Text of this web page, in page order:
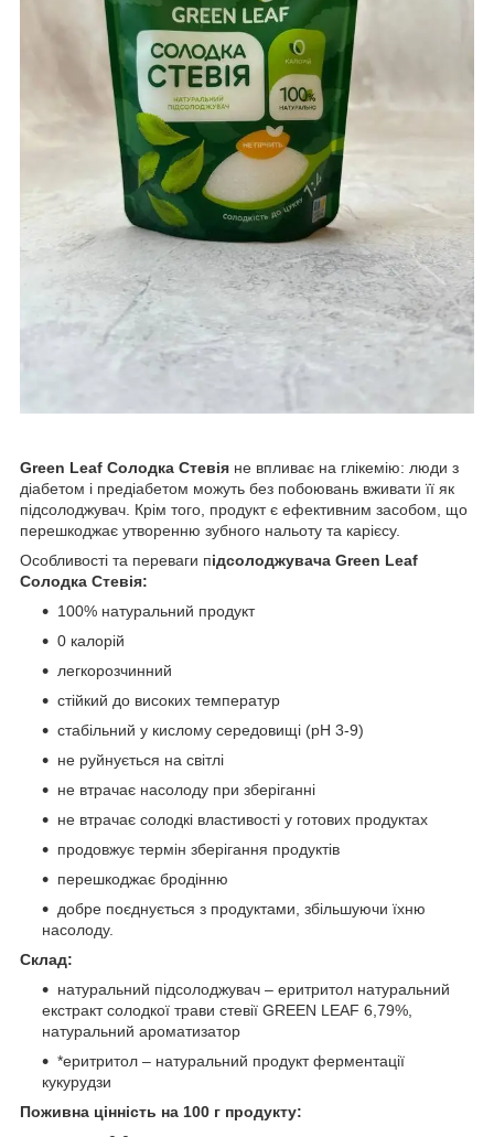
Green Leaf Солодка Стевія не впливає на глікемію: люди з
діабетом і предіабетом можуть без побоювань вживати її як
підсолоджувач. Крім того, продукт є ефективним засобом, що
перешкоджає утворенню зубного нальоту та карієсу.
Особливості та переваги підсолоджувача Green Leaf
Солодка Стевія:
100% натуральний продукт
0 калорій
легкорозчинний
стійкий до високих температур
стабільний у кислому середовищі (pH 3-9)
не руйнується на світлі
не втрачає насолоду при зберіганні
не втрачає солодкі властивості у готових продуктах
продовжує термін зберігання продуктів
перешкоджає бродінню
добре поєднується з продуктами, збільшуючи їхню
насолоду.
Склад:
натуральний підсолоджувач – еритритол натуральний
екстракт солодкої трави стевії GREEN LEAF 6,79%,
натуральний ароматизатор
*еритритол – натуральний продукт ферментації
кукурудзи
Поживна цінність на 100 г продукту: